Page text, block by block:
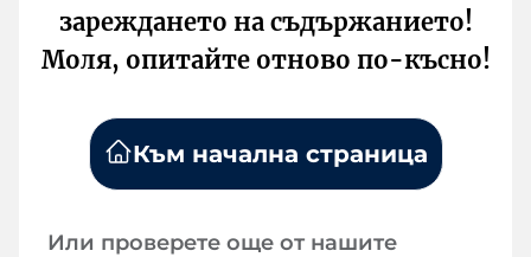
зареждането на съдържанието!
Моля, опитайте отново по-късно!
Към начална страница
Или проверете още от нашите